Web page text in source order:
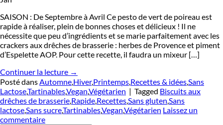
SAISON : De Septembre à Avril Ce pesto de vert de poireau est
rapide à réaliser, plein de bonnes choses et délicieux ! Il ne
nécessite que peu d’ingrédients et se marie parfaitement avec les
crackers aux drêches de brasserie : herbes de Provence et piment
d’Espelette AOP. Pour cette recette, il faudra un mixeur […]
Continuer la lecture →
Posté dansAutomne,Hiver,Printemps,Recettes & idées,Sans
Lactose,Tartinables,Vegan,Végétarien | Tagged Biscuits aux
drêches de brasserie,Rapide,Recettes,Sans gluten,Sans
lactose,Sans sucre,Tartinables,Vegan,Végétarien Laissez un
commentaire